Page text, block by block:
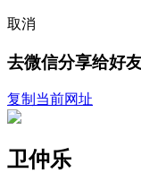
取消
去微信分享给好
复制当前网址
卫仲乐